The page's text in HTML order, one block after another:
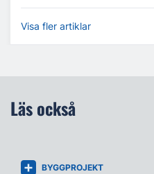
Visa fler artiklar
Läs också
BYGGPROJEKT